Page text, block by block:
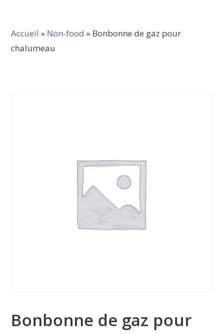
Accueil » Non-food » Bonbonne de gaz pour
chalumeau
Bonbonne de gaz pour